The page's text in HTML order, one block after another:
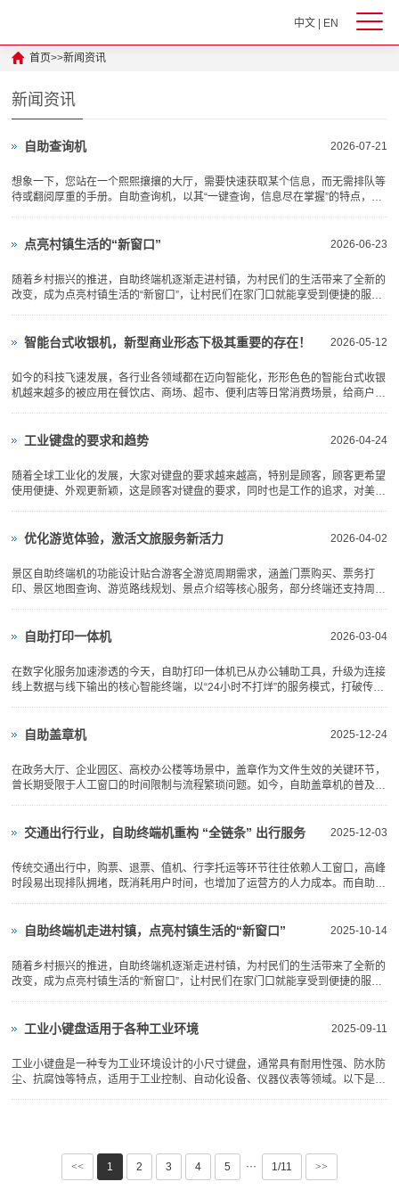
中文| EN
首页>>新闻资讯
新闻资讯
2026-07-21
自助查询机
想象一下，您站在一个熙熙攘攘的大厅，需要快速获取某个信息，而无需排队等
待或翻阅厚重的手册。自助查询机，以其“一键查询，信息尽在掌握”的特点，让
只需轻触屏幕，即可...
2026-06-23
点亮村镇生活的“新窗口”
随着乡村振兴的推进，自助终端机逐渐走进村镇，为村民们的生活带来了全新的
改变，成为点亮村镇生活的“新窗口”，让村民们在家门口就能享受到便捷的服
2026-05-12
智能台式收银机，新型商业形态下极其重要的存在！
如今的科技飞速发展，各行业各领域都在迈向智能化，形形色色的智能台式收银
机越来越多的被应用在餐饮店、商场、超市、便利店等日常消费场景，给商户的
2026-04-24
工业键盘的要求和趋势
随着全球工业化的发展，大家对键盘的要求越来越高，特别是顾客，顾客更希望
使用便捷、外观更新颖，这是顾客对键盘的要求，同时也是工作的追求，对美好
2026-04-02
优化游览体验，激活文旅服务新活力
景区自助终端机的功能设计贴合游客全游览周期需求，涵盖门票购买、票务打
印、景区地图查询、游览路线规划、景点介绍等核心服务，部分终端还支持周边
付...
2026-03-04
自助打印一体机
在数字化服务加速渗透的今天，自助打印一体机已从办公辅助工具，升级为连接
线上数据与线下输出的核心智能终端，以“24小时不打烊”的服务模式，打破传统
2025-12-24
自助盖章机
在政务大厅、企业园区、高校办公楼等场景中，盖章作为文件生效的关键环节，
曾长期受限于人工窗口的时间限制与流程繁琐问题。如今，自助盖章机的普及应
2025-12-03
交通出行行业，自助终端机重构 “全链条” 出行服务
传统交通出行中，购票、退票、值机、行李托运等环节往往依赖人工窗口，高峰
时段易出现排队拥堵，既消耗用户时间，也增加了运营方的人力成本。而自助终
2025-10-14
自助终端机走进村镇，点亮村镇生活的“新窗口”
随着乡村振兴的推进，自助终端机逐渐走进村镇，为村民们的生活带来了全新的
改变，成为点亮村镇生活的“新窗口”，让村民们在家门口就能享受到便捷的服
2025-09-11
工业小键盘适用于各种工业环境
工业小键盘是一种专为工业环境设计的小尺寸键盘，通常具有耐用性强、防水防
尘、抗腐蚀等特点，适用于工业控制、自动化设备、仪器仪表等领域。以下是关
<< 1 2 3 4 5 ··· 1/11 >>